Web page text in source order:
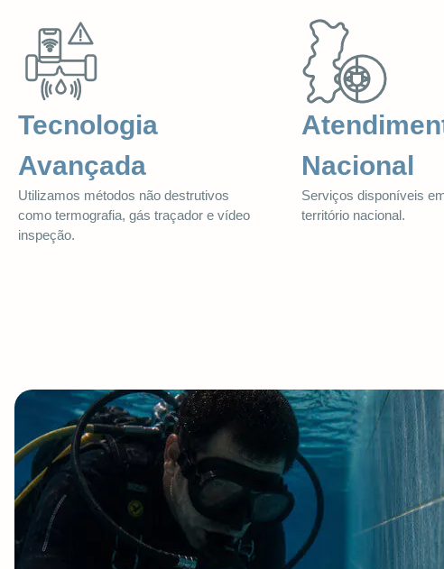
Tecnologia
Avançada
Utilizamos métodos não destrutivos
como termografia, gás traçador e vídeo
inspeção.
Nacional
Serviços disponíveis
território nacional.